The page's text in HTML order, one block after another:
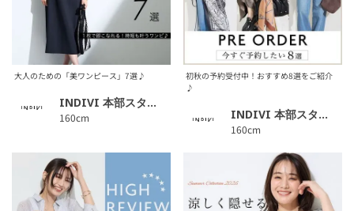
大人のための「美ワンピース」7選♪
INDIVI 本部スタッフ
160cm
初秋の予約受付中！おすすめ8選をご紹介
♪
INDIVI 本部スタッフ
160cm